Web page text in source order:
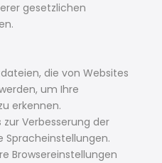
gesetzlichen
die von Websites
um Ihre
erkennen.
Verbesserung der
Spracheinstellungen.
Browsereinstellungen